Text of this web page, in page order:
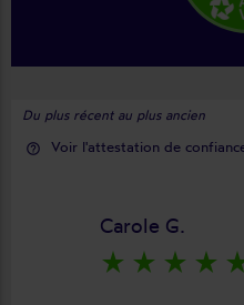
Du plus récent au plus ancien
help_outline Voir l'attestation de
Carole G.
star_rate star_rate star_rate star_rate